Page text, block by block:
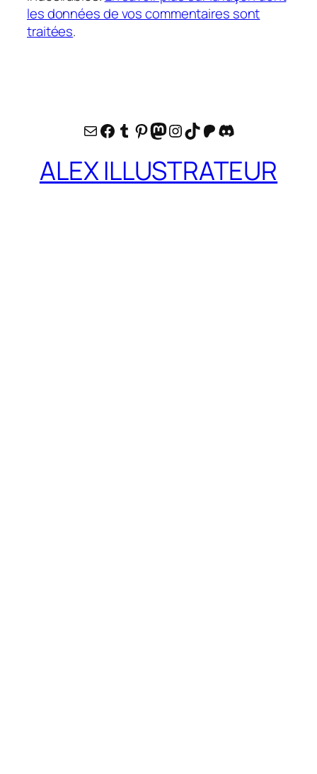
les données de vos commentaires sont
traitées.
E-mailFacebook
Tumblr
Pinterest
Mastodon
Instagram
TikTok
Patreon
Discord
ALEX ILLUSTRATEUR